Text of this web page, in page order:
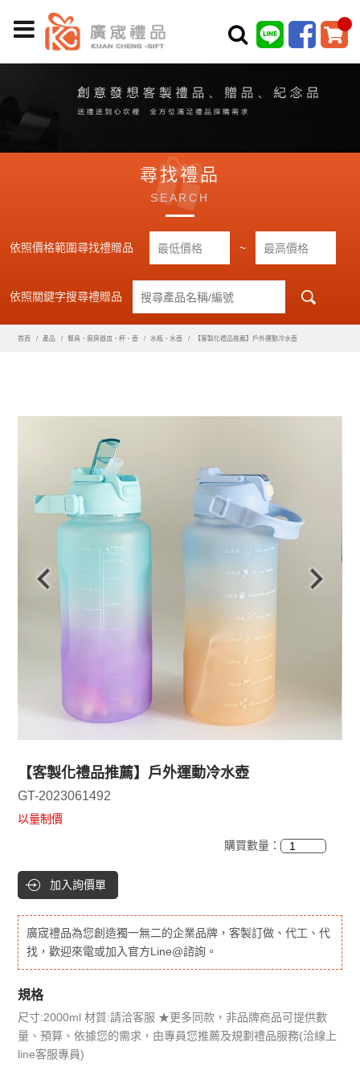
尋找禮品
SEARCH
依照價格範圍尋找禮贈品 ~
依照關鍵字搜尋禮贈品
首頁 產品 餐具、廚房器皿、杯、壺 水瓶、水壺 【客製化禮品推薦】戶外運動冷水壺
【客製化禮品推薦】戶外運動冷水壺
GT-2023061492
以量制價
購買數量：
加入詢價單
廣宬禮品為您創造獨一無二的企業品牌，客製訂做、代工、代
找，歡迎來電或加入官方Line@諮詢。
規格
尺寸:2000ml 材質:請洽客服 ★更多同款，非品牌商品可提供數
量、預算、依據您的需求，由專員您推薦及規劃禮品服務(洽線上
line客服專員)